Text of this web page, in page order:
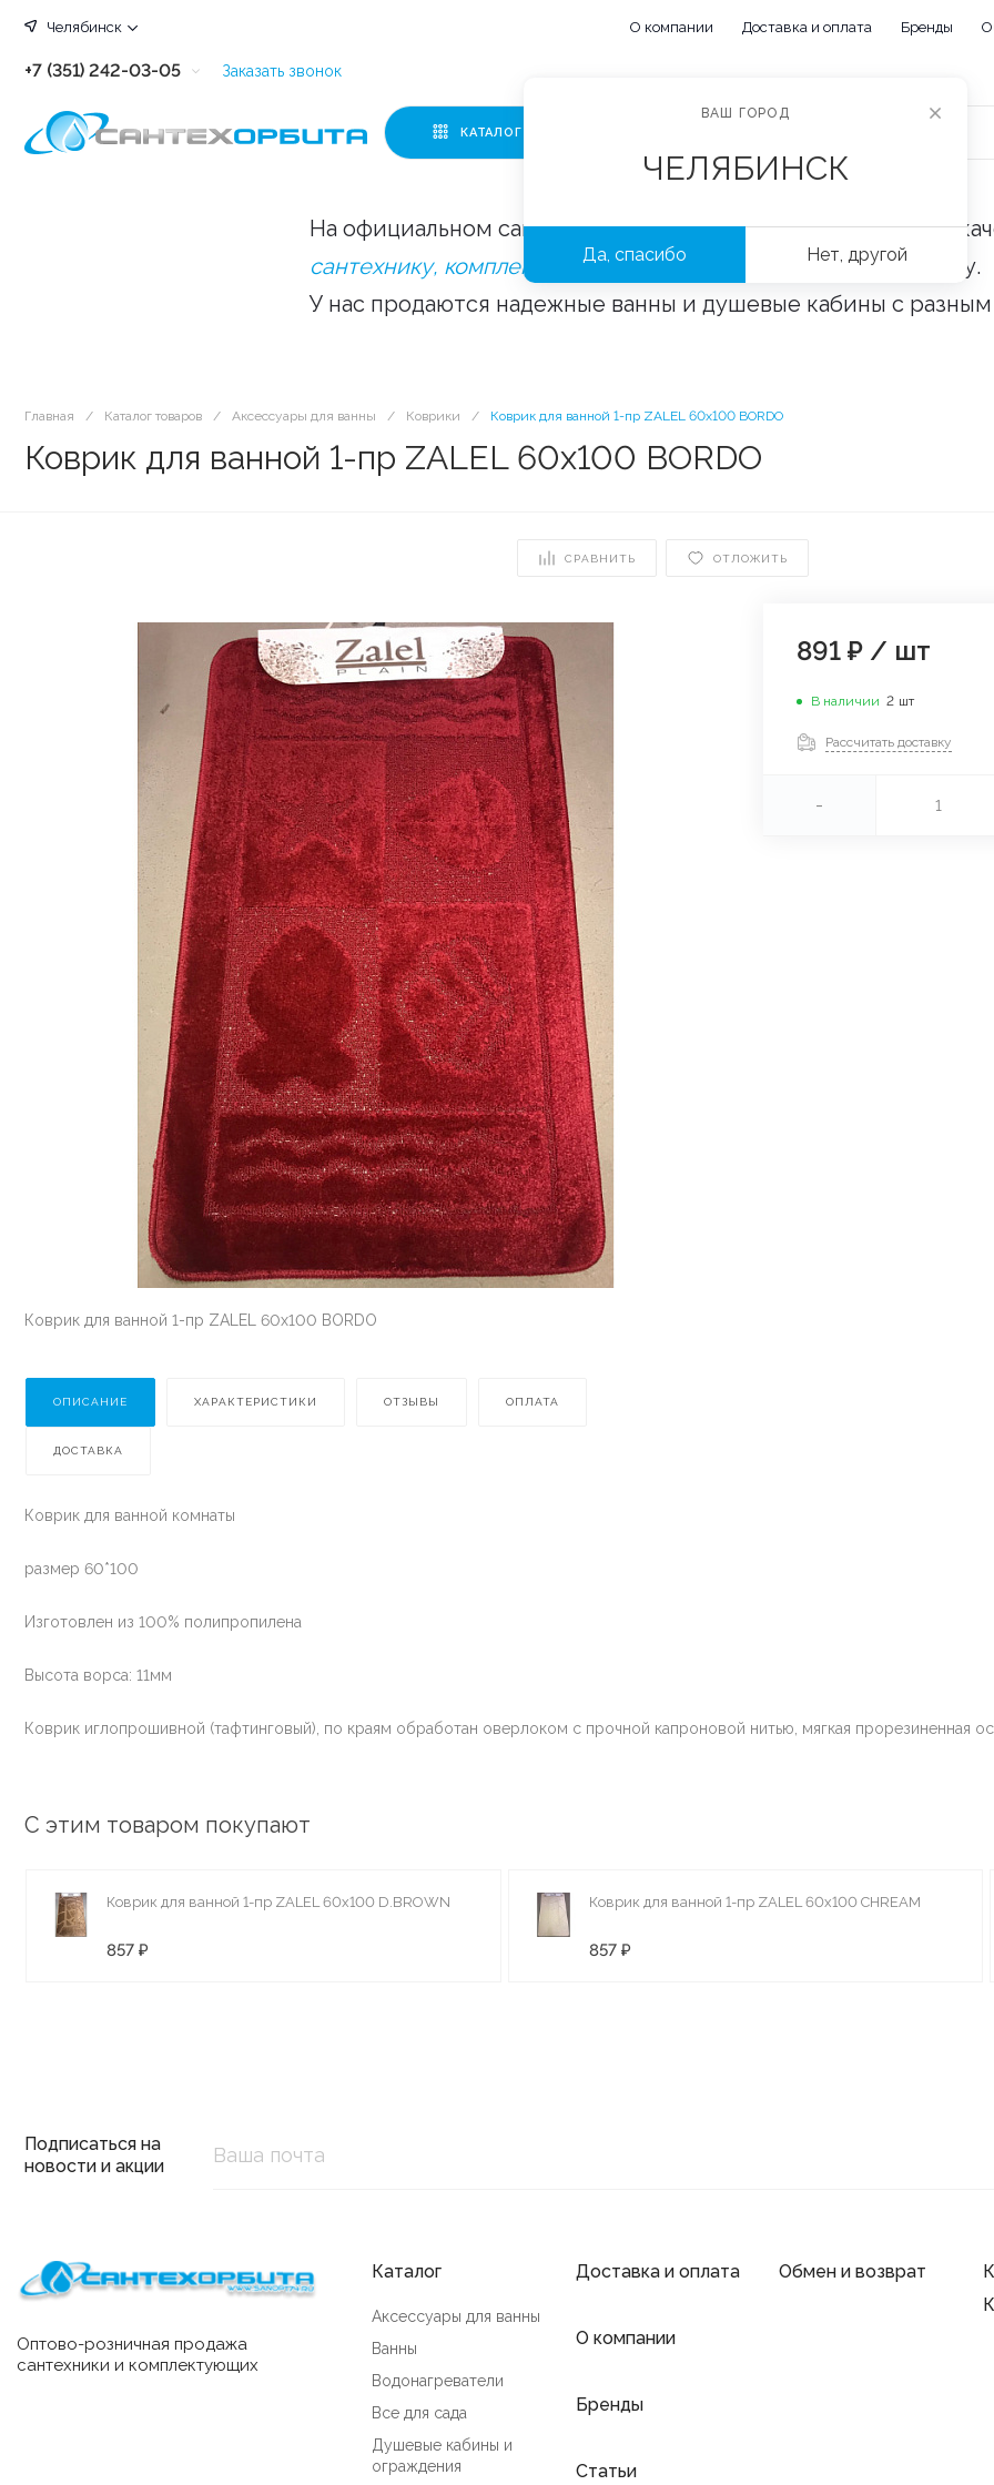
Челябинск О компании Доставка и оплата Бренды
+7 (351) 242-03-05
+7 (351) 242-03-63
Заказать звонок
КАТАЛОГ
На официальном сайте «Сантехорбита» вы можете купить
сантехнику, комплектующие и аксессуары
оптом и в розницу.
У нас продаются надежные ванны и душевые кабины с
Главная / Каталог товаров / Аксессуары для ванны / Коврики / Коврик для ванной 1-пр ZALEL 60x100 BORDO
Коврик для ванной 1-пр ZALEL 60x100 BORDO
СРАВНИТЬ ОТЛОЖИТЬ
Коврик для ванной 1-пр ZALEL 60x100 BORDO
891 ₽ / шт
В наличии 2 шт
Рассчитать доставку
-
ОПИСАНИЕ ХАРАКТЕРИСТИКИ ОТЗЫВЫ ОПЛАТА
ДОСТАВКА
Коврик для ванной комнаты
размер 60*100
Изготовлен из 100% полипропилена
Высота ворса: 11мм
Коврик иглопрошивной (тафтинговый), по краям обработан оверлоком с прочной капроновой нитью, мягкая прорезиненная
С этим товаром покупают
Коврик для ванной 1-пр ZALEL 60x100 D.BROWN
857 ₽
Коврик для ванной 1-пр ZALEL 60x100 CHREAM
857 ₽
Подписаться на
новости и акции
Оптово-розничная продажа
сантехники и комплектующих
Каталог
Аксессуары для ванны
Ванны
Водонагреватели
Все для сада
Душевые кабины и
ограждения
Доставка и оплата
О компании
Бренды
Статьи
Обмен и возврат
ВАШ ГОРОД
ЧЕЛЯБИНСК
Да, спасибо Нет, другой